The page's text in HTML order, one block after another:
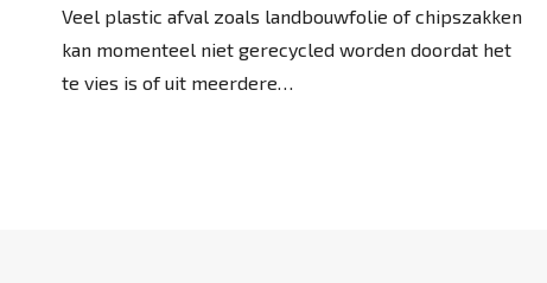
Veel plastic afval zoals landbouwfolie of chipszakken
kan momenteel niet gerecycled worden doordat het
te vies is of uit meerdere…